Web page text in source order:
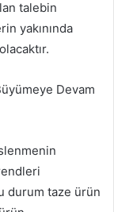
talebin
yakınında
Devam
durum taze ürün